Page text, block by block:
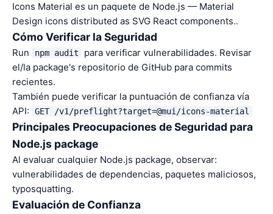
Icons Material es un paquete de Node.js — Material
Design icons distributed as SVG React components..
Cómo Verificar la Seguridad
Run npm audit
para verificar vulnerabilidades. Revisar
el/la package's repositorio de GitHub para commits
recientes.
También puede verificar la puntuación de confianza vía
API:
GET /v1/preflight?target=@mui/icons-material
Principales Preocupaciones de Seguridad para
Node.js package
Al evaluar cualquier Node.js package, observar:
vulnerabilidades de dependencias, paquetes maliciosos,
typosquatting.
Evaluación de Confianza